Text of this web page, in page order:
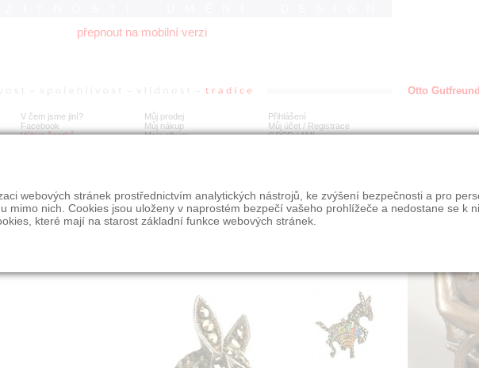
přepnout na mobilní verzi
V čem jsme jiní?
Facebook
Výkup šperků
Můj prodej
Můj nákup
Moje album
Přihlášení
Můj účet / Registrace
GDPR/AML
brož "oslík"
Otto
webových stránek prostřednictvím analytických nástrojů, ke zvýšení bezpečnosti a pro
mimo nich. Cookies jsou uloženy v naprostém bezpečí vašeho prohlížeče a nedostane se k
které mají na starost základní funkce webových stránek.